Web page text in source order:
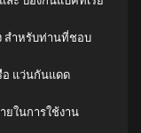
สำหรับท่านที่ชอบ
อ แว่นกันแดด
ยในการใช้งาน